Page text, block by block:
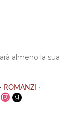
almeno la sua
· ROMANZI ·